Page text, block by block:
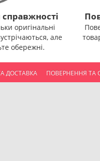
справжності
оригінальні
але
обережні.
ДОСТАВКА ПОВЕРНЕННЯ ТА